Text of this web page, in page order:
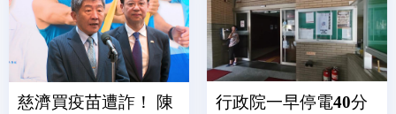
慈濟買疫苗遭詐！ 陳
行政院一早停電40分